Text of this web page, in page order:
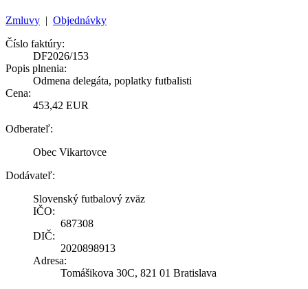
Zmluvy | Objednávky
Číslo faktúry:
DF2026/153
Popis plnenia:
Odmena delegáta, poplatky futbalisti
Cena:
453,42 EUR
Odberateľ:
Obec Vikartovce
Dodávateľ:
Slovenský futbalový zväz
IČO:
687308
DIČ:
2020898913
Adresa:
Tomášikova 30C, 821 01 Bratislava